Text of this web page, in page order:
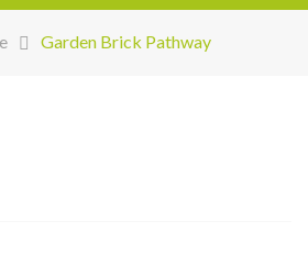
Garden Brick Pathway